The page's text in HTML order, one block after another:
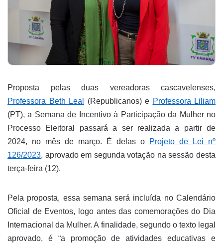
Proposta pelas duas vereadoras cascavelenses,
Professora Beth Leal
(Republicanos) e Professora Liliam
(PT), a Semana de Incentivo à Participação da Mulher no
Processo Eleitoral passará a ser realizada a partir de
2024, no mês de março. É delas o
Projeto de Lei nº
126/2023, aprovado em segunda votação na sessão desta
terça-feira (12).
Pela proposta, essa semana será incluída no Calendário
Oficial de Eventos, logo antes das comemorações do Dia
Internacional da Mulher. A finalidade, segundo o texto legal
aprovado, é “a promoção de atividades educativas e